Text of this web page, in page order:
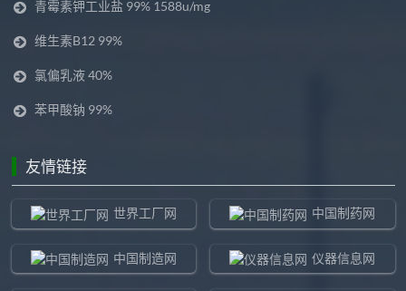
青霉素钾工业盐 99% 1588u/mg
维生素B12 99%
氯偏乳液 40%
苯甲酸钠 99%
友情链接
世界工厂网 中国制药网
中国制造网 仪器信息网